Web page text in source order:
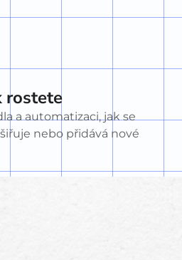
rostete
a automatizaci, jak se
nebo přidává nové